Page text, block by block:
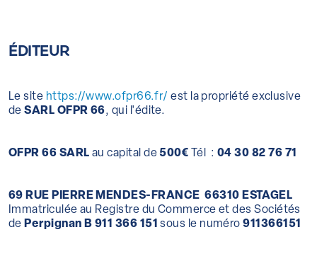
ÉDITEUR
Le site https://www.ofpr66.fr/ est la propriété exclusive
deSARL OFPR 66, qui l'édite.
OFPR 66 SARLau capital de 500€ Tél : 04 30 82 76 71
69 RUE PIERRE MENDES-FRANCE 66310 ESTAGEL
Immatriculée au Registre du Commerce et des Sociétés
de Perpignan B 911 366 151sous le numéro 911366151